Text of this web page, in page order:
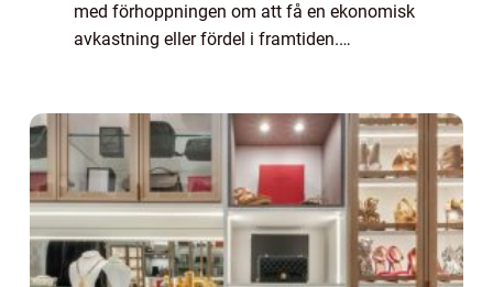
med förhoppningen om att få en ekonomisk
avkastning eller fördel i framtiden.
tillgån...